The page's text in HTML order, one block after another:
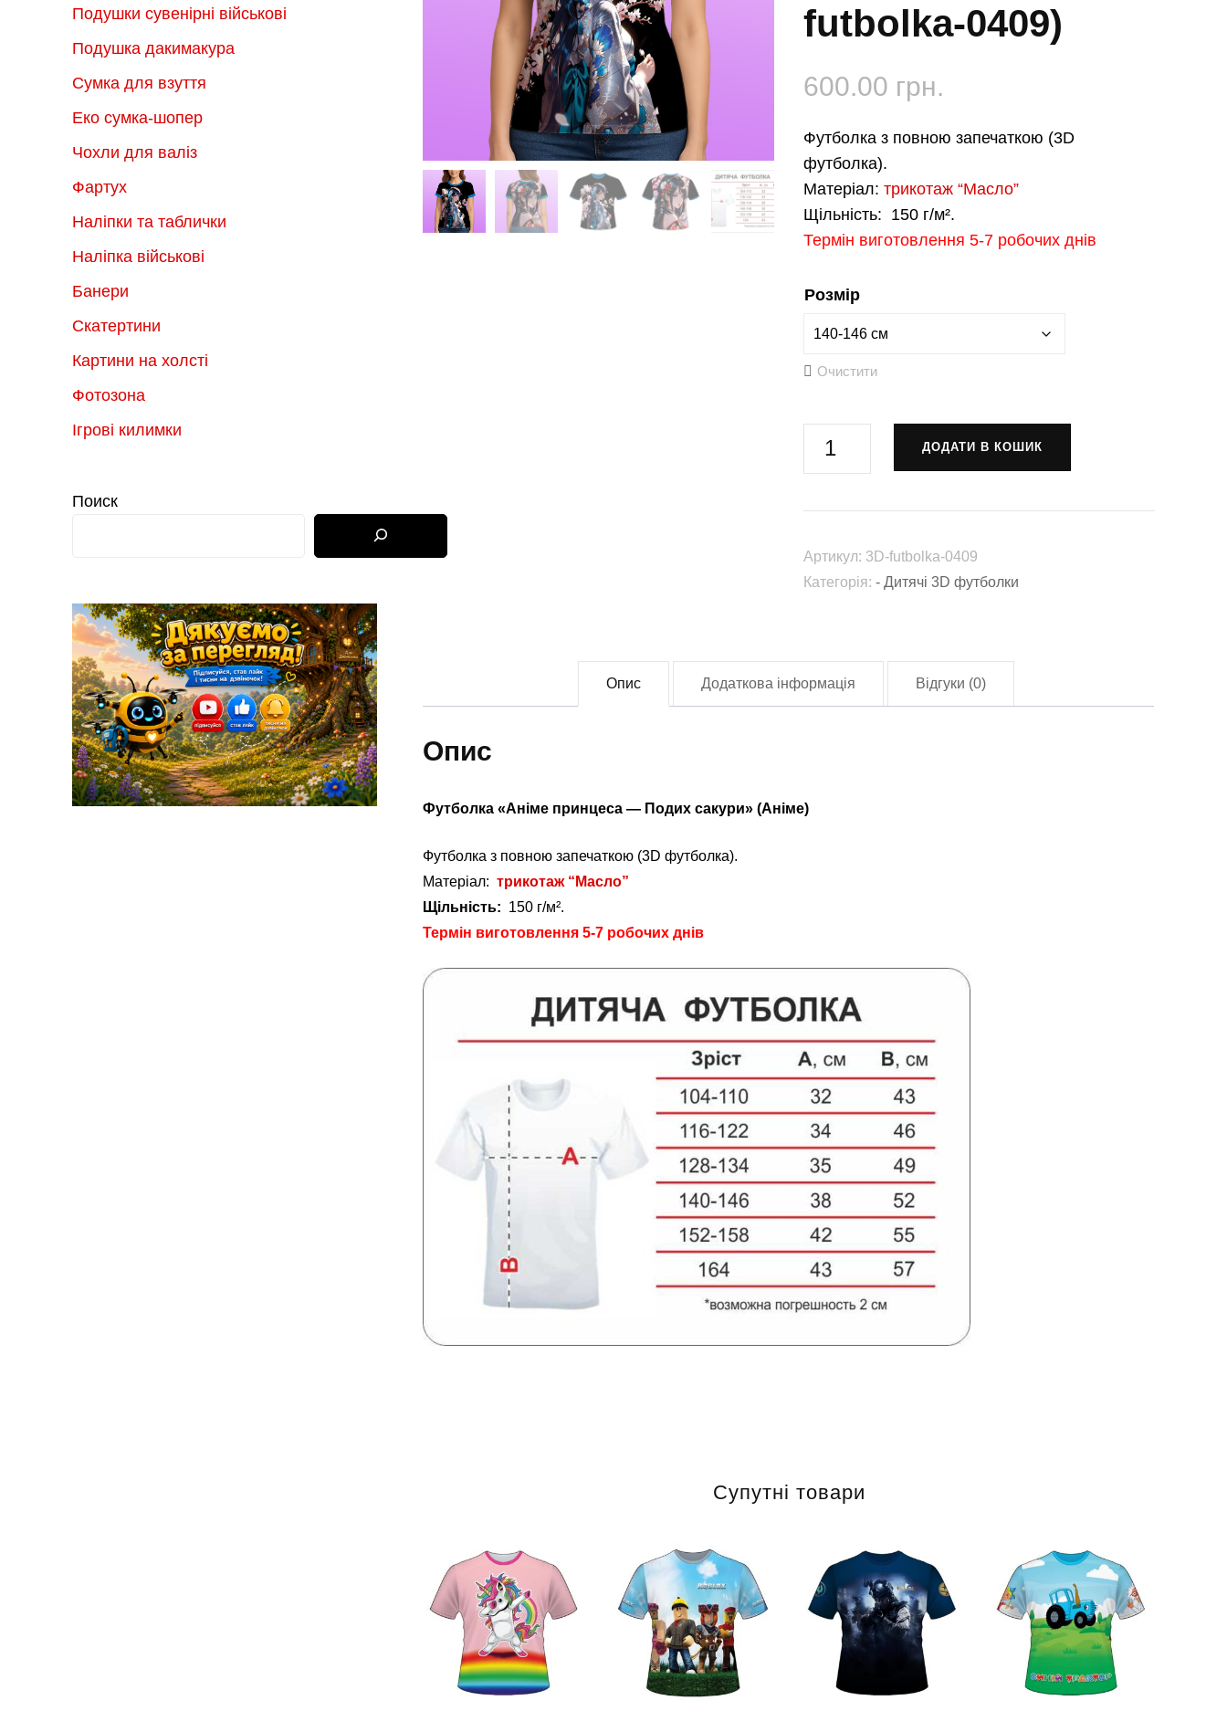
futbolka-0409)
600.00 грн.
Футболка з повною запечаткою (3D
футболка).
Матеріал:трикотаж “Масло”
Щільність: 150 г/м².
Термін виготовлення 5-7 робочих днів
Розмір
Очистити
«Аніме
—
сакури»
(Аніме)
0409)
кількість
ДОДАТИ В КОШИК
Артикул: 3D-futbolka-0409
Категорія:- Дитячі 3D футболки
Опис Додаткова інформація Відгуки (0)
Опис
Футболка «Аніме принцеса — Подих сакури» (Аніме)
Футболка з повною запечаткою (3D футболка).
Матеріал:трикотаж “Масло”
Щільність: 150 г/м².
Термін виготовлення 5-7 робочих днів
Супутні товари
Подушки сувенірні військові
Подушка дакимакура
Сумка для взуття
Еко сумка-шопер
Чохли для валіз
Фартух
Наліпки та таблички
Наліпка військові
Банери
Скатертини
Картини на холсті
Фотозона
Ігрові килимки
Поиск